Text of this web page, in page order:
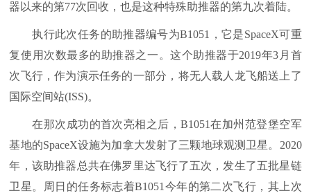
器以来的第77次回收，也是这种特殊助推器的第九次着陆。
执行此次任务的助推器编号为B1051，它是SpaceX可重
复使用次数最多的助推器之一。这个助推器于2019年3月首
次飞行，作为演示任务的一部分，将无人载人龙飞船送上了
国际空间站(ISS)。
在那次成功的首次亮相之后，B1051在加州范登堡空军
基地的SpaceX设施为加拿大发射了三颗地球观测卫星。2020
年，该助推器总共在佛罗里达飞行了五次，发生了五批星链
卫星。周日的任务标志着B1051今年的第二次飞行，其上次